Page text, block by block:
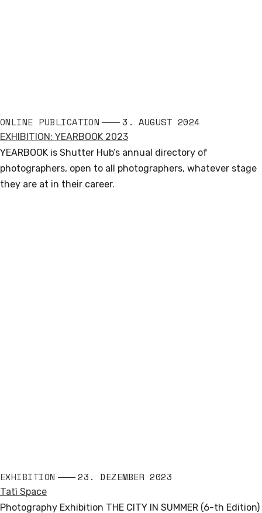
ONLINE PUBLICATION 3. AUGUST 2024
EXHIBITION: YEARBOOK 2023
YEARBOOK is Shutter Hub’s annual directory of
photographers, open to all photographers, whatever stage
they are at in their career.
EXHIBITION 23. DEZEMBER 2023
Tatì Space
Photography Exhibition THE CITY IN SUMMER (6-th Edition)